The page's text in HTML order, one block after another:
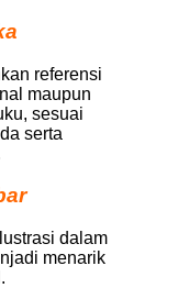
referensi
maupun
sesuai
serta
dalam
menarik